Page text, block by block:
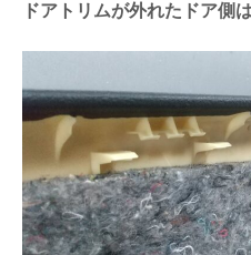
ドアトリムが外れたドア側